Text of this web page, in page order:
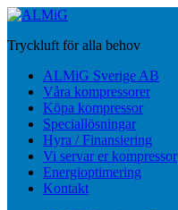
Hoppa
huvudinnehåll
Tryckluft för alla behov
på/av
mobilmeny
ALMiG Sverige AB
Våra kompressorer
Köpa kompressor
Speciallösningar
Hyra / Finansiering
Vi servar er kompressor
Energioptimering
Kontakt